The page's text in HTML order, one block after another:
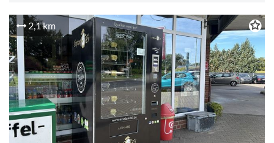
2,1 km